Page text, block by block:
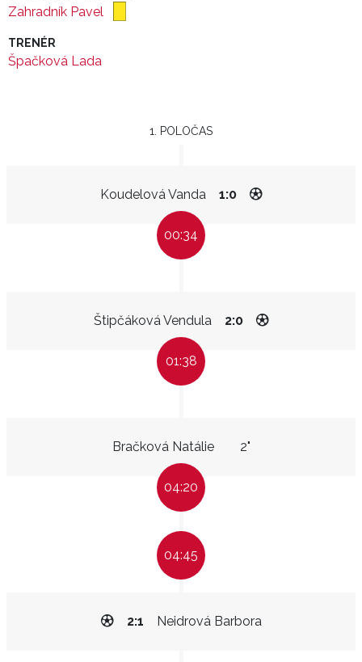
Zahradník Pavel
TRENÉR
Špačková Lada
1. POLOČAS
Koudelová Vanda 1:0
00:34
Štipčáková Vendula 2:0
01:38
Bračková Natálie 2"
04:20
04:45
Neidrová Barbora
2:1